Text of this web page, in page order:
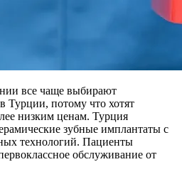
все чаще выбирают
Турции, потому что хотят
низким ценам. Турция
зубные имплантаты с
технологий. Пациенты
обслуживание от